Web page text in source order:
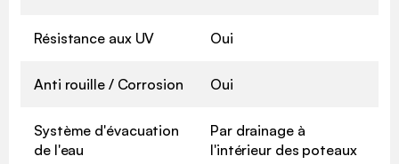
Résistance aux UV Oui
Anti rouille / Corrosion Oui
Système d'évacuation
de l'eau
Par drainage à
l'intérieur des poteaux